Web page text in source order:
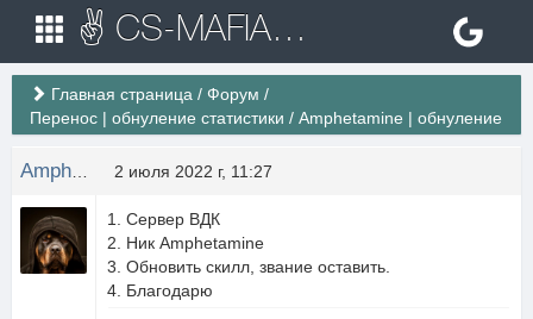
✌ CS-MAFIA.RU ✌ Игровые сервера Counter Strike 1.6
Главная страница / Форум /
Перенос | обнуление статистики / Amphetamine | обнуление
2 июля 2022 г, 11:27
Сервер ВДК
Ник Amphetamine
Обновить скилл, звание оставить.
Благодарю